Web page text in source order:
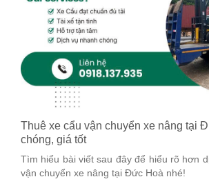
Thuê xe cẩu vận chuyển xe nâng tại
chóng, giá tốt
Tìm hiểu bài viết sau đây để hiểu rõ hơn
vận chuyển xe nâng tại Đức Hoà nhé!